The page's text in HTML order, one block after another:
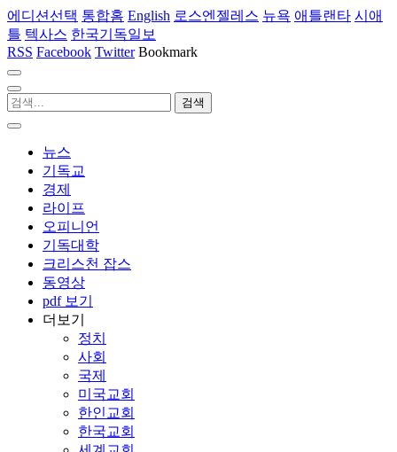
에디션선택 통합홈 English 로스엔젤레스 뉴욕 애틀랜타 시애
틀 텍사스 한국기독일보
RSS Facebook Twitter Bookmark
뉴스
기독교
경제
라이프
오피니언
기독대학
크리스천 잡스
동영상
pdf 보기
더보기
정치
사회
국제
미국교회
한인교회
한국교회